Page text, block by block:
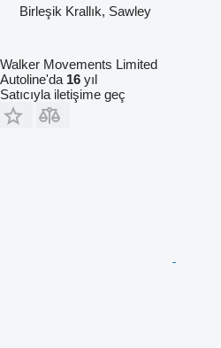
Birleşik Krallık, Sawley
Walker Movements Limited
Autoline'da 16 yıl
Satıcıyla iletişime geç